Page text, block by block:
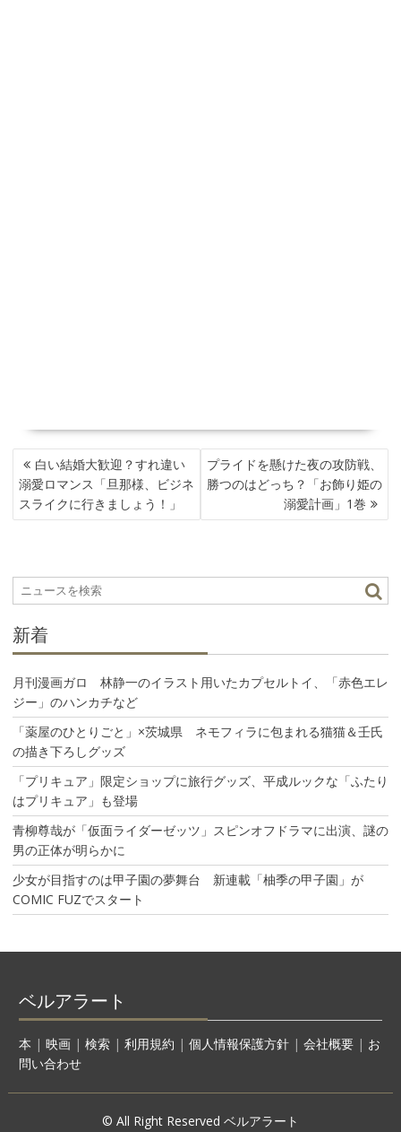
投
稿
ナ
ビ
シ
ョ
白い結婚大歓迎？すれ違い
溺愛ロマンス「旦那様、ビジネ
スライクに行きましょう！」
プライドを懸けた夜の攻防戦、
勝つのはどっち？「お飾り姫の
溺愛計画」1巻
新着
月刊漫画ガロ 林静一のイラスト用いたカプセルトイ、「赤色エレ
ジー」のハンカチなど
「薬屋のひとりごと」×茨城県 ネモフィラに包まれる猫猫＆壬氏
の描き下ろしグッズ
「プリキュア」限定ショップに旅行グッズ、平成ルックな「ふたり
はプリキュア」も登場
青柳尊哉が「仮面ライダーゼッツ」スピンオフドラマに出演、謎の
男の正体が明らかに
少女が目指すのは甲子園の夢舞台 新連載「柚季の甲子園」が
COMIC FUZでスタート
ベルアラート
本 | 映画| 検索| 利用規約 | 個人情報保護方針| 会社概要| お
問い合わせ
© All Right Reserved ベルアラート